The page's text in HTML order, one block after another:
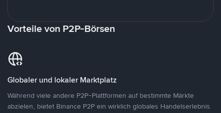
Vorteile von P2P-Börsen
Globaler und lokaler Marktplatz
Während viele andere P2P-Plattformen auf bestimmte Märkte
abzielen, bietet Binance P2P ein wirklich globales Handelserlebnis